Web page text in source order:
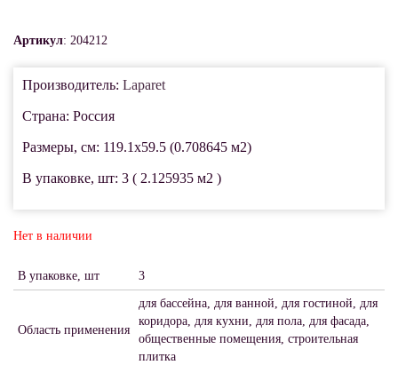
Артикул: 204212
Производитель: Laparet
Страна: Россия
Размеры, см: 119.1x59.5 (0.708645 м2)
В упаковке, шт: 3 ( 2.125935 м2 )
Нет в наличии
В упаковке, шт 3
Область применения
для бассейна, для ванной, для гостиной, для
коридора, для кухни, для пола, для фасада,
общественные помещения, строительная
плитка